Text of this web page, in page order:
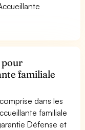
pour
familiale
dans les
familiale
Défense et